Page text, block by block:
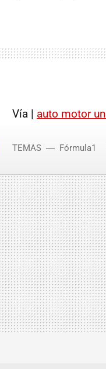
Vía | auto motor
TEMAS Fórmula1